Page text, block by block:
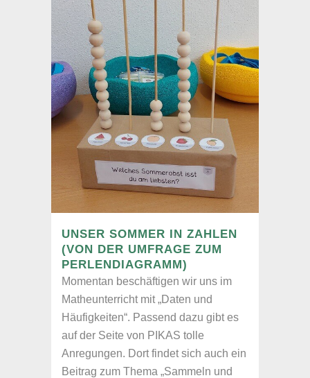
UNSER SOMMER IN ZAHLEN
(VON DER UMFRAGE ZUM
PERLENDIAGRAMM)
Momentan beschäftigen wir uns im
Matheunterricht mit „Daten und
Häufigkeiten“. Passend dazu gibt es
auf der Seite von PIKAS tolle
Anregungen. Dort findet sich auch ein
Beitrag zum Thema „Sammeln und